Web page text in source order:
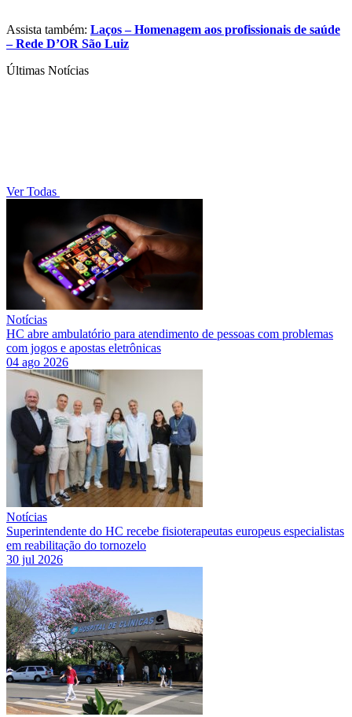
Assista também: Laços – Homenagem aos profissionais de saúde
– Rede D’OR São Luiz
Últimas Notícias
Ver Todas
Notícias
HC abre ambulatório para atendimento de pessoas com problemas
com jogos e apostas eletrônicas
04 ago 2026
Notícias
Superintendente do HC recebe fisioterapeutas europeus especialistas
em reabilitação do tornozelo
30 jul 2026